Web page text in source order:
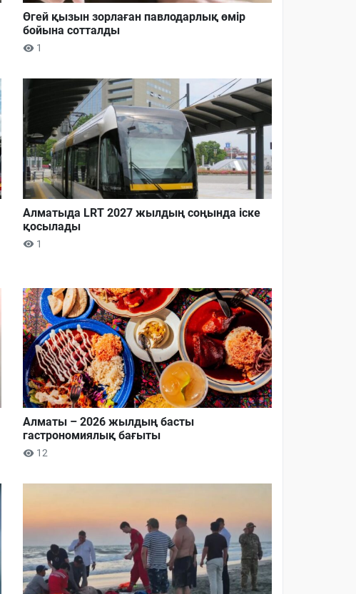
Өгей қызын зорлаған павлодарлық өмір
бойына сотталды
1
Алматыда LRT 2027 жылдың соңында іске
қосылады
1
Алматы – 2026 жылдың басты
гастрономиялық бағыты
12